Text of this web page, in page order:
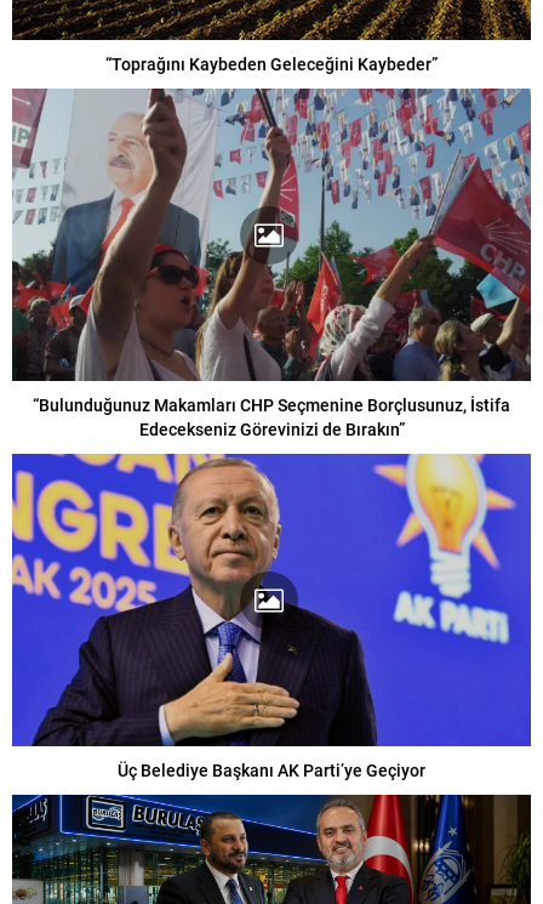
“Toprağını Kaybeden Geleceğini Kaybeder”
“Bulunduğunuz Makamları CHP Seçmenine Borçlusunuz, İstifa
Edecekseniz Görevinizi de Bırakın”
Üç Belediye Başkanı AK Parti’ye Geçiyor